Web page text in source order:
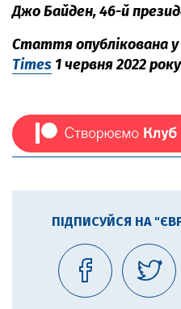
Джо Байден, 46-й
Стаття опублікована у
Times 1 червня 2022 року
ПІДПИСУЙСЯ НА